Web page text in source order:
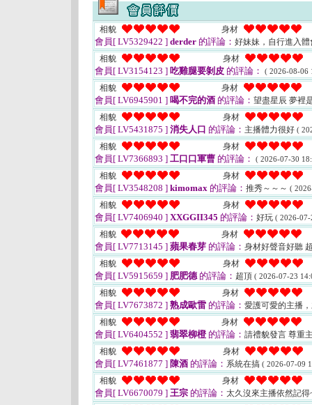
相貌 身材
會員[ LV5329422 ] derder 的評論： 好妹妹，自行進入
相貌
身材
會員[ LV3154123 ] 吃雞腿要剝皮 的評論： ( 2026-08-06
相貌 身材
會員[ LV6945901 ] 喝不完的酒 的評論： 望盡星辰 夢裡
相貌
身材
會員[ LV5431875 ] 消失人口 的評論： 主播體力很好 (
相貌 身材
會員[ LV7366893 ] 工口口軍曹 的評論： ( 2026-07-30
相貌 身材
會員[ LV3548208 ] kimomax 的評論： 推秀～～～ (
相貌 身材
會員[ LV7406940 ] XXGGII345 的評論： 好玩 ( 2026-
相貌 身材
會員[ LV7713145 ] 蘋果春芽 的評論： 身材好聲音好聽
相貌
身材
會員[ LV5915659 ] 肥肥德的評論： 超頂 ( 2026-07-23
相貌 身材
會員[ LV7673872 ] 熟成歐雷 的評論： 愛護可愛的主播
相貌
身材
會員[ LV6404552 ] 翡翠柳橙 的評論： 請禮貌發言 尊重
相貌
身材
會員[ LV7461877 ] 陳酒 的評論： 系統在搞 ( 2026-07-09
相貌 身材
會員[ LV6670079 ] 王宗 的評論： 太久沒來主播依然記